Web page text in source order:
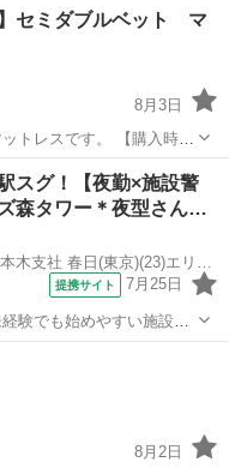
】セミダブルベット マ
8月3日
トレスです。 【購入時価
横：120cm（セミダブル
態】とくに目立った傷は
スグ！【夜勤×施設警
森タワー＊夜型さん…
提携サイト 7月25日
Wワークなども両立しなが
生活も安心です★ ＼未
8月2日